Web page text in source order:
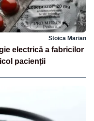
Stoica Marian
electrică a fabricilor
pacienții